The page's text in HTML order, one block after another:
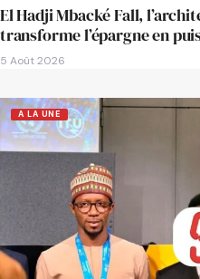
El Hadji Mbacké Fall,
transforme l’épargne en
5 Août 2026
A LA UNE